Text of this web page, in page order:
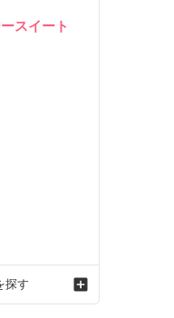
万能令
れ才女の辺境
スイート
探す